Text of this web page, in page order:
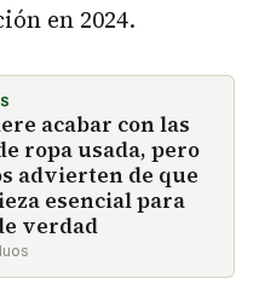
en 2024.
acabar con las
ropa usada, pero
advierten de que
esencial para
verdad